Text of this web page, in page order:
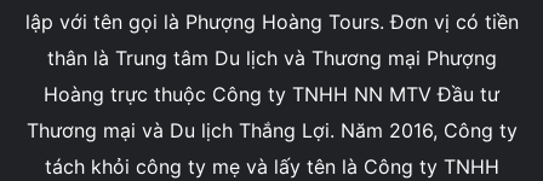
lập với tên gọi là Phượng Hoàng Tours. Đơn vị có tiền
thân là Trung tâm Du lịch và Thương mại Phượng
Hoàng trực thuộc Công ty TNHH NN MTV Đầu tư
Thương mại và Du lịch Thắng Lợi. Năm 2016, Công ty
tách khỏi công ty mẹ và lấy tên là Công ty TNHH